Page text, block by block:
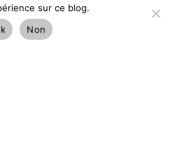
sur ce blog.
Non